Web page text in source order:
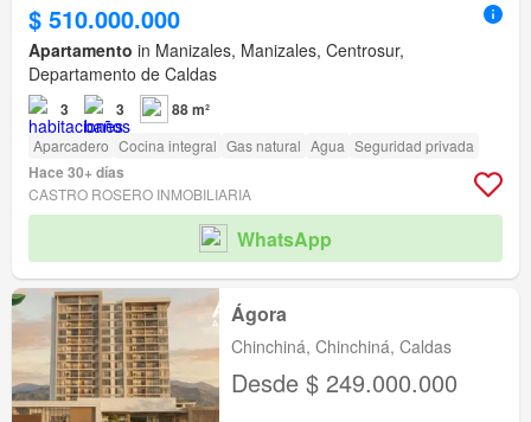
$ 510.000.000
Apartamento in Manizales, Manizales, Centrosur,
Departamento de Caldas
3 3 88 m²
Aparcadero Cocina integral Gas natural Agua Seguridad privada
Hace 30+ días
CASTRO ROSERO INMOBILIARIA
WhatsApp
Ágora
Chinchiná, Chinchiná, Caldas
Desde $ 249.000.000